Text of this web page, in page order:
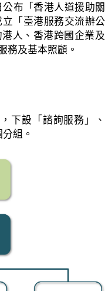
公布「香港人道援助關
「臺港服務交流辦公
人、香港跨國企業及
務及基本照顧。
下設「諮詢服務」、
組。